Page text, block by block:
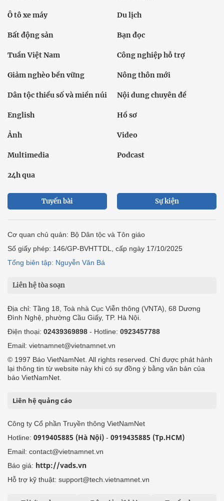
Ô tô xe máy Du lịch
Bất động sản Bạn đọc
Tuần Việt Nam Công nghiệp hỗ trợ
Giảm nghèo bền vững Nông thôn mới
Dân tộc thiểu số và miền núi Nội dung chuyên đề
English Hồ sơ
Ảnh Video
Multimedia Podcast
24h qua
Tuyến bài Sự kiện
Cơ quan chủ quản: Bộ Dân tộc và Tôn giáo
Số giấy phép: 146/GP-BVHTTDL, cấp ngày 17/10/2025
Tổng biên tập: Nguyễn Văn Bá
Liên hệ tòa soạn
Địa chỉ: Tầng 18, Toà nhà Cục Viễn thông (VNTA), 68 Dương
Đình Nghệ, phường Cầu Giấy, TP. Hà Nội.
Điện thoại: 02439369898 - Hotline: 0923457788
Email: vietnamnet@vietnamnet.vn
© 1997 Báo VietNamNet. All rights reserved. Chỉ được phát hành
lại thông tin từ website này khi có sự đồng ý bằng văn bản của
báo VietNamNet.
Liên hệ quảng cáo
Công ty Cổ phần Truyền thông VietNamNet
Hotline: 0919405885 (Hà Nội) - 0919435885 (Tp.HCM)
Email: contact@vietnamnet.vn
Báo giá: http://vads.vn
Hỗ trợ kỹ thuật: support@tech.vietnamnet.vn